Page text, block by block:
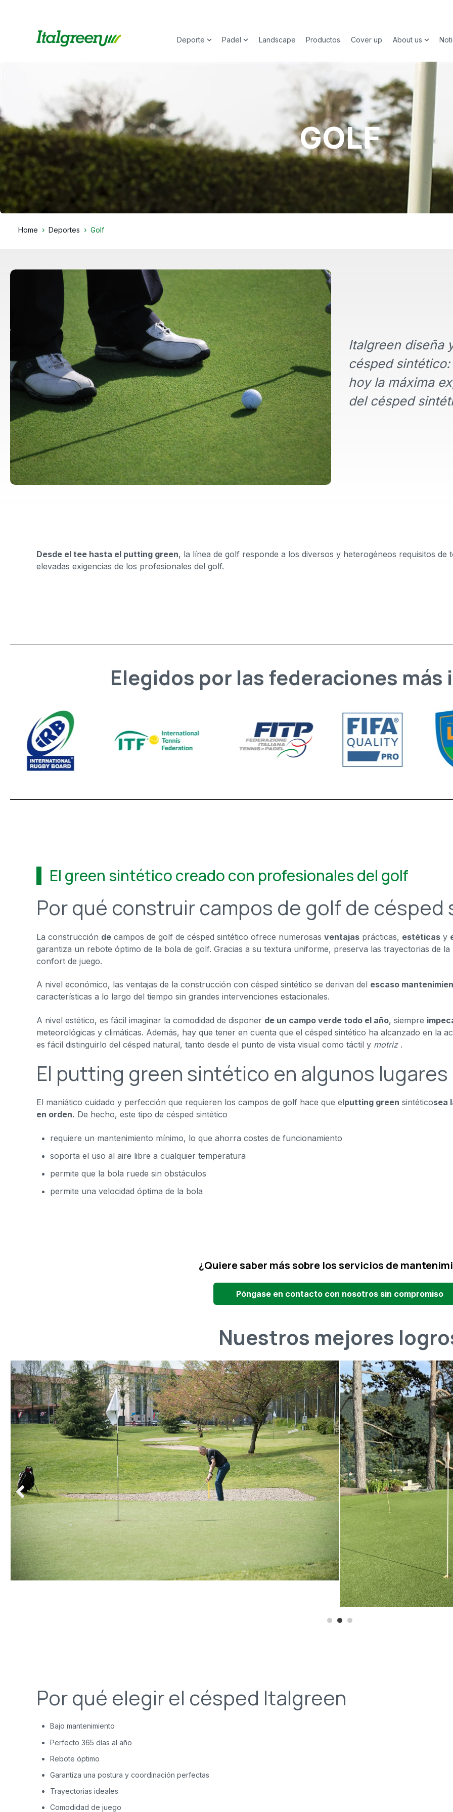
Deporte
Show submenu for Deporte
Padel
Show submenu for Padel
Landscape Productos Cover up About us
Show
GOLF
Home Deportes Golf
Italgreen diseña
césped
hoy la máxima
del césped
Desde el tee hasta el putting green, la línea de golf responde a los diversos y heterogéneos requisitos de
elevadas exigencias de los profesionales del golf.
Elegidos por las federaciones
El green sintético creado con profesionales del golf
Por qué construir campos de golf de
La construcción de campos de golf de césped sintético ofrece numerosas ventajas prácticas, estéticas y
garantiza un rebote óptimo de la bola de golf. Gracias a su textura uniforme, preserva las trayectorias de
confort de juego.
A nivel económico, las ventajas de la construcción con césped sintético se derivan del escaso
características a lo largo del tiempo sin grandes intervenciones estacionales.
A nivel estético, es fácil imaginar la comodidad de disponer de un campo verde todo el año, siempre
meteorológicas y climáticas. Además, hay que tener en cuenta que el césped sintético ha alcanzado en la
es fácil distinguirlo del césped natural, tanto desde el punto de vista visual como táctil y motriz .
El putting green sintético en algunos lugares
El maniático cuidado y perfección que requieren los campos de golf hace que elputting green sintéticosea
en orden. De hecho, este tipo de césped sintético
requiere un mantenimiento mínimo, lo que ahorra costes de funcionamiento
soporta el uso al aire libre a cualquier temperatura
permite que la bola ruede sin obstáculos
permite una velocidad óptima de la bola
¿Quiere saber más sobre los servicios de
Póngase en contacto con nosotros sin compromiso
Nuestros mejores
Por qué elegir el césped Italgreen
Bajo mantenimiento
Perfecto 365 días al año
Rebote óptimo
Garantiza una postura y coordinación perfectas
Trayectorias ideales
Comodidad de juego